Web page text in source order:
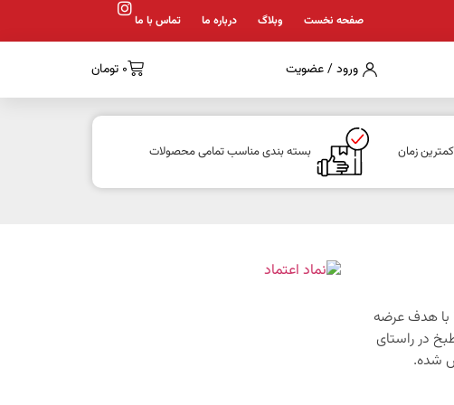
صفحه نخست وبلاگ درباره ما تماس با ما
ورود / عضویت 0 تومان
زمان بسته بندی مناسب تمامی محصولات
آمویی مارکت در سال 1399 با هدف عرضه
در راستای
شده.